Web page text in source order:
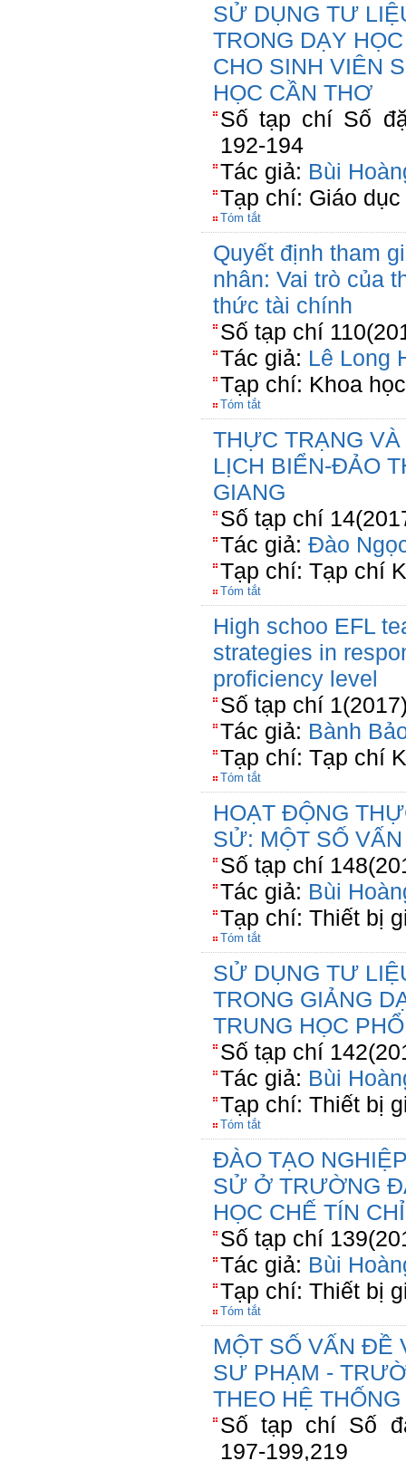
SỬ DỤNG TƯ
TRONG DẠY
CHO SINH VIÊN
HỌC CẦN THƠ
Số tạp chí Số
192-194
Tác giả: Bùi
Tạp chí: Giáo dục
Tóm tắt
Quyết định tham
nhân: Vai trò của
thức tài chính
Số tạp chí
Tác giả: Lê Long
Tạp chí: Khoa
Tóm tắt
THỰC TRẠNG
LỊCH BIỂN-ĐẢO
GIANG
Số tạp chí
Tác giả: Đào
Tạp chí: Tạp chí
Tóm tắt
High schoo EFL
strategies in
proficiency level
Số tạp chí
Tác giả: Bành
Tạp chí: Tạp chí
Tóm tắt
HOẠT ĐỘNG
SỬ: MỘT SỐ
Số tạp chí
Tác giả: Bùi
Tạp chí: Thiết bị
Tóm tắt
SỬ DỤNG TƯ
TRONG GIẢNG
TRUNG HỌC
Số tạp chí
Tác giả: Bùi
Tạp chí: Thiết bị
Tóm tắt
ĐÀO TẠO
SỬ Ở TRƯỜNG
HỌC CHẾ TÍN CHỈ
Số tạp chí
Tác giả: Bùi
Tạp chí: Thiết bị
Tóm tắt
MỘT SỐ VẤN ĐỀ
SƯ PHẠM -
THEO HỆ
Số tạp chí Số
197-199,219